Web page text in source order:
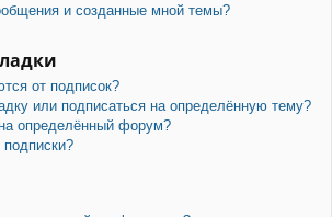
и созданные мной темы?
от подписок?
или подписаться на определённую тему?
определённый форум?
подписки?